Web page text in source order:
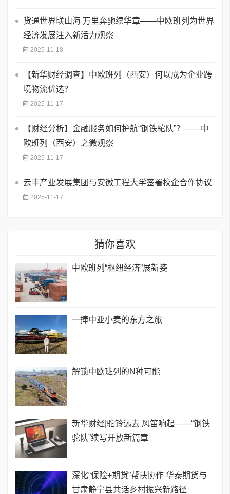
货通世界联山海 万里奔驰续华章——中欧班列为世界
经济发展注入新活力观察
2025-11-18
【新华财经调查】中欧班列（西安）何以成为企业跨
境物流优选？
2025-11-17
【财经分析】金融服务如何护航“钢铁驼队”？——中
欧班列（西安）之微观察
2025-11-17
云丰产业发展集团与安徽工程大学签署校企合作协议
2025-11-17
猜你喜欢
中欧班列“枢纽经济”展新姿
一捧中亚小麦的东方之旅
解锁中欧班列的N种可能
新华财经|驼铃远去 风笛响起——“钢铁
驼队”续写开放新篇章
深化“保险+期货”帮扶协作 华泰期货与
甘肃静宁县共话乡村振兴新路径